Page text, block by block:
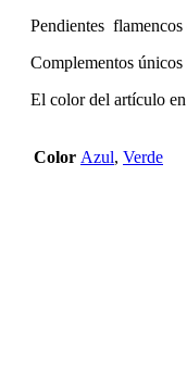
Pendientes
Complementos únicos
El color del artículo
Color Azul, Verde